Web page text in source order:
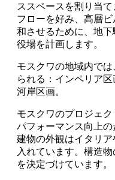
ススペースを割り当
フローを好み、高層
和させるために、地
役場を計画します。
モスクワの地域内で
られる：インペリア
河岸区画。
モスクワのプロジェク
パフォーマンス向上の
建物の外観はイタリ
入れています。構造
を決定づけています。